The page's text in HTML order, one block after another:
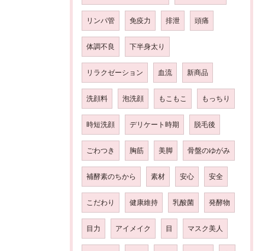
リンパ管 免疫力 排泄 頭痛
体調不良 下半身太り
リラクゼーション 血流 新商品
洗顔料 泡洗顔 もこもこ もっちり
時短洗顔 デリケート時期 脱毛後
ごわつき 胸筋 美脚 骨盤のゆがみ
補酵素のちから 素材 安心 安全
こだわり 健康維持 乳酸菌 発酵物
目力 アイメイク 目 マスク美人